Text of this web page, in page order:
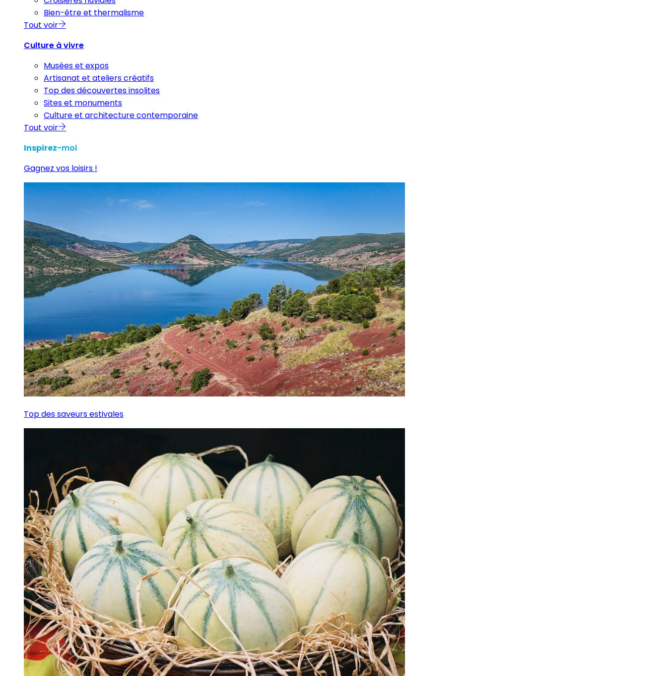
Bien-être et thermalisme
Tout voir
Culture à vivre
Musées et expos
Artisanat et ateliers créatifs
Top des découvertes insolites
Sites et monuments
Culture et architecture contemporaine
Tout voir
Inspirez-moi
Gagnez vos loisirs !
Top des saveurs estivales